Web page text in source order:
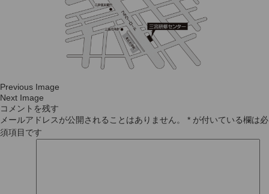
Previous Image
Next Image
コメントを残す
メールアドレスが公開されることはありません。
* が付いている欄は必
須項目です